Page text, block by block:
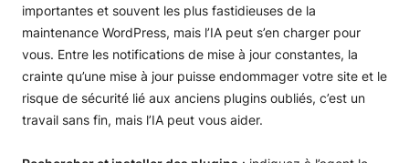
importantes et souvent les plus fastidieuses de la
maintenance WordPress, mais l’IA peut s’en charger pour
vous. Entre les notifications de mise à jour constantes, la
crainte qu’une mise à jour puisse endommager votre site et le
risque de sécurité lié aux anciens plugins oubliés, c’est un
travail sans fin, mais l’IA peut vous aider.